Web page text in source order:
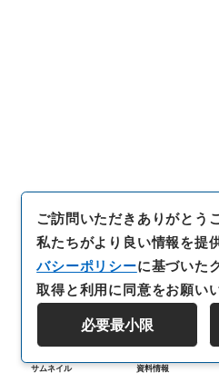
サムネイル 資料情報
ご訪問いただきありがとう
私たちがより良い情報を提
バシーポリシーに基づいた
取得と利用に同意をお願い
必要最小限